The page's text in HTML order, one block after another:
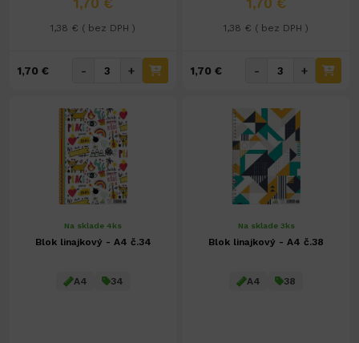
1,38 € ( bez DPH )
1,70 € - +
1,38 € ( bez DPH )
1,70 € - +
Na sklade 4ks
Blok linajkový - A4 č.34
A4 34
Na sklade 3ks
Blok linajkový - A4 č.38
A4 38